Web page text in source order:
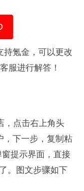
持氪金，可以更改
服进行解答！
，点击右上角头
，下一步，复制粘
提示界面，直接
。图文步骤如下